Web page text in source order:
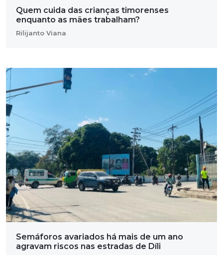
Quem cuida das crianças timorenses
enquanto as mães trabalham?
Rilijanto Viana
Semáforos avariados há mais de um ano
agravam riscos nas estradas de Díli